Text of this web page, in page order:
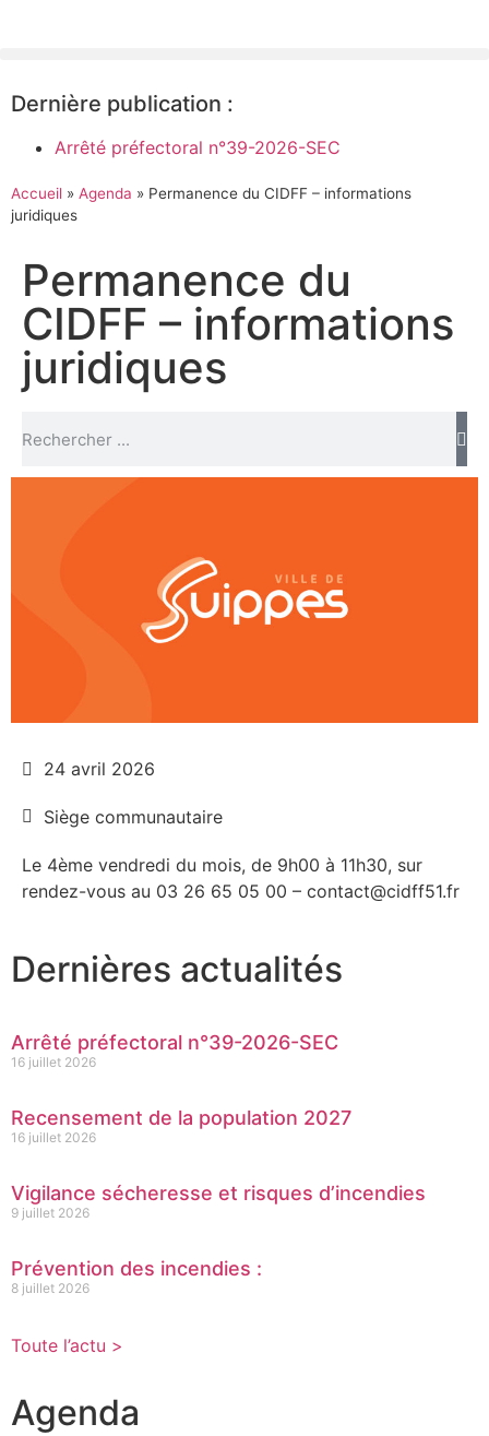
Dernière publication :
Arrêté préfectoral n°39-2026-SEC
Accueil » Agenda » Permanence du CIDFF – informations
juridiques
Permanence du
CIDFF – informations
juridiques
Le 4ème vendredi du mois, de 9h00 à 11h30, sur
rendez-vous au 03 26 65 05 00 – contact@cidff51.fr
24 avril 2026
Siège communautaire
Dernières actualités
Arrêté préfectoral n°39-2026-SEC
16 juillet 2026
Recensement de la population 2027
16 juillet 2026
Vigilance sécheresse et risques d’incendies
9 juillet 2026
Prévention des incendies :
8 juillet 2026
Toute l’actu >
Agenda